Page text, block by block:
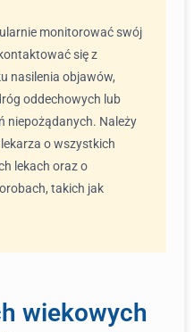
monitorować swój
się z
nasilenia objawów,
oddechowych lub
niepożądanych. Należy
o wszystkich
lekach oraz o
takich jak
wiekowych